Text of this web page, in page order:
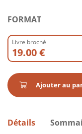
FORMAT
Livre broché
19.00 €
Ajouter au
Détails